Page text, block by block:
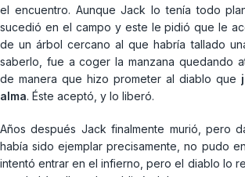
el encuentro. Aunque Jack lo tenía todo
sucedió en el campo y este le pidió que le
de un árbol cercano al que habría tallado
saberlo, fue a coger la manzana quedando
de manera que hizo prometer al diablo que
alma. Éste aceptó, y lo liberó.
Años después Jack finalmente murió, pero
había sido ejemplar precisamente, no pudo
intentó entrar en el infierno, pero el diablo lo